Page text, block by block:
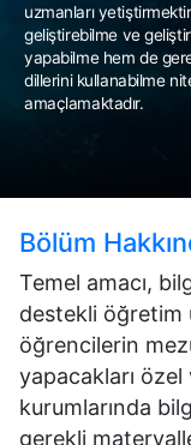
uzmanları
geliştirebilme ve
yapabilme hem de
dillerini kullanabilme
amaçlamaktadır.
Bölüm
Temel amacı,
destekli öğretim
öğrencilerin
yapacakları
kurumlarında
gerekli